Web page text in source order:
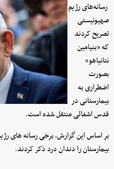
رسانه‌های رژیم
صهیونیستی
تصریح کردند
که «بنیامین
نتانیاهو»
بصورت
اضطراری به
بیمارستانی در
قدس اشغالی منتقل شده است.
بر اساس این گزارش، برخی رسانه های
بیمارستان را دندان درد ذکر کردند.